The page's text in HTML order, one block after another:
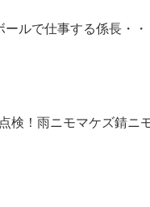
ルで仕事する係長・・
検！雨ニモマケズ錆ニ